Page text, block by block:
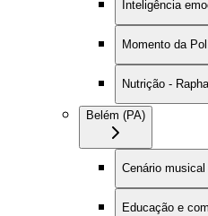
Inteligência
Momento da
Nutrição -
Belém (PA)
Cenário
Educação e